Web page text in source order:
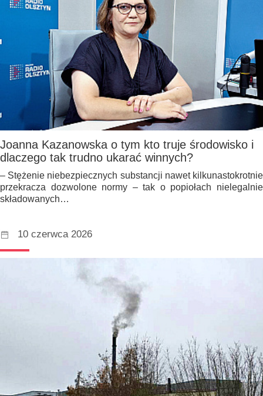
Joanna Kazanowska o tym kto truje środowisko i
dlaczego tak trudno ukarać winnych?
– Stężenie niebezpiecznych substancji nawet kilkunastokrotnie
przekracza dozwolone normy – tak o popiołach nielegalnie
składowanych…
10 czerwca 2026